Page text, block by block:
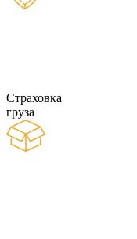
Страховка
груза